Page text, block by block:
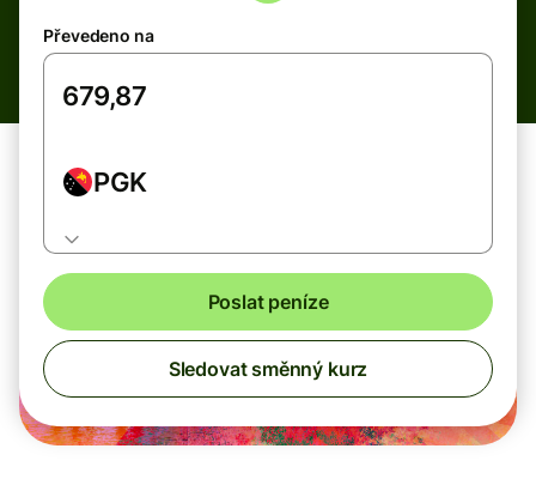
Převedeno na
PGK
Poslat peníze
Sledovat směnný kurz